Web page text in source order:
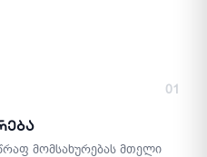
01
მომსახურებას მთელი